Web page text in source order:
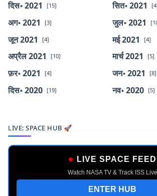
दिस॰ 2021 [15] सित॰ 2021
अग॰ 2021 [3] जुल॰ 2021
जून 2021 [4] मई 2021 [4]
अप्रैल 2021 [10] मार्च 2021 [5]
फ़र॰ 2021 [4] जन॰ 2021 [8]
दिस॰ 2020 [19] नव॰ 2020 [5]
LIVE: SPACE HUB 🚀
LIVE SPACE FEED
Watch NASA TV & Track ISS Live
ENTER HUB